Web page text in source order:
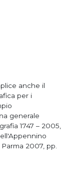
anche il
per i
generale
1747 – 2005,
2007, pp.